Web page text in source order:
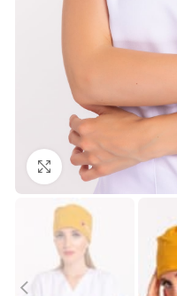
Büyütmek için tıklayın